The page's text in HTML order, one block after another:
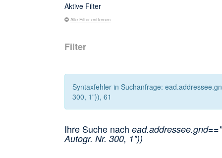
Aktive Filter
Alle Filter entfernen
Filter
Syntaxfehler in Suchanfrage:
300, 1")), 61
Ihre Suche nach
Autogr. Nr. 300, 1"))